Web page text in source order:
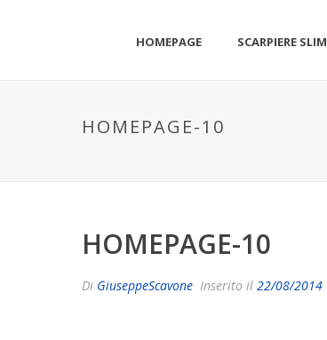
HOMEPAGE SCARPIERE SLIM
HOMEPAGE-10
HOMEPAGE-10
Di GiuseppeScavone Inserito il 22/08/2014